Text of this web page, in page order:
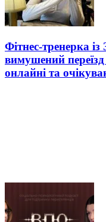
Фітнес-тренерка
вимушений
онлайні та